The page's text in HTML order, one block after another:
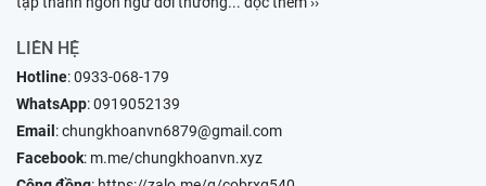
LIÊN HỆ
Hotline:0933-068-179
WhatsApp:0919052139
Email :chungkhoanvn6879@gmail.com
Facebook: m.me/chungkhoanvn.xyz